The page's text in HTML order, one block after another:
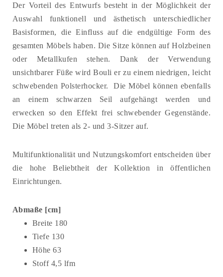
Sitzer
–
BO/3/PL
Menge
Der Vorteil des Entwurfs besteht in der Möglichkeit der
Auswahl funktionell und ästhetisch unterschiedlicher
Basisformen, die Einfluss auf die endgültige Form des
gesamten Möbels haben. Die Sitze können auf Holzbeinen
oder Metallkufen stehen. Dank der Verwendung
unsichtbarer Füße wird Bouli er zu einem niedrigen, leicht
schwebenden Polsterhocker. Die Möbel können ebenfalls
an einem schwarzen Seil aufgehängt werden und
erwecken so den Effekt frei schwebender Gegenstände.
Die Möbel treten als 2- und 3-Sitzer auf.
Multifunktionalität und Nutzungskomfort entscheiden über
die hohe Beliebtheit der Kollektion in öffentlichen
Einrichtungen.
Abmaße [cm]
Breite 180
Tiefe 130
Höhe 63
Stoff 4,5 lfm